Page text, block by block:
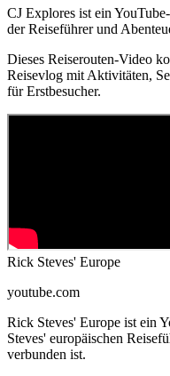
CJ Explores ist ein
der Reiseführer und
Dieses Reiserouten-Video
Reisevlog mit Aktivitäten,
für Erstbesucher.
Rick Steves' Europe
youtube.com
Rick Steves' Europe ist ein
Steves' europäischen
verbunden ist.